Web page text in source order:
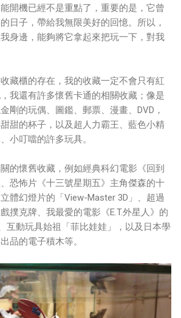
開機已經不是重點了，重要的是，它曾
日子，帶給我無限美好的回憶。所以，
身邊，能夠將它拿起來把玩一下，對我
藏櫃的存在，我的收藏一定不會只有紅
我還有許多懷舊卡通的相關收藏；像是
剛的玩偶、圖鑑、郵票、漫畫、DVD，
甜的杯子，以及超人力霸王、藍色小精
小叮噹的許多玩具。
的懷舊收藏，例如經典科幻電影《回到
恐怖片《十三號星期五》主角傑森的十
體幻燈片的「View-Master 3D」、超過
撲克牌、我最愛的電影《E.T.外星人》的
互動玩具始祖「菲比娃娃」，以及日本學
品的電子積木等。